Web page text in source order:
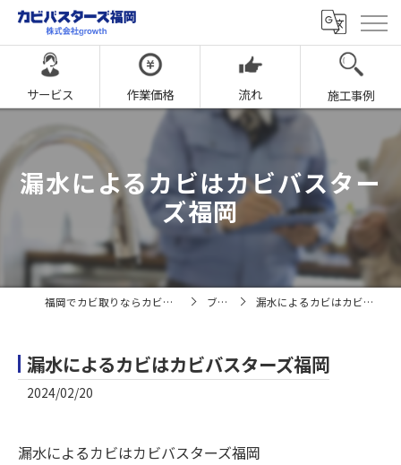
サービス 作業価格 流れ 施工事例
漏水によるカビはカビバスター
ズ福岡
福岡でカビ取りならカビバスターズ福岡 ブログ 漏水によるカビはカビバスターズ福岡
漏水によるカビはカビバスターズ福岡
2024/02/20
漏水によるカビはカビバスターズ福岡